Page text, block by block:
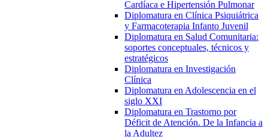
Cardíaca e Hipertensión Pulmonar
Diplomatura en Clínica Psiquiátrica
y Farmacoterapia Infanto Juvenil
Diplomatura en Salud Comunitaria:
soportes conceptuales, técnicos y
estratégicos
Diplomatura en Investigación
Clínica
Diplomatura en Adolescencia en el
siglo XXI
Diplomatura en Trastorno por
Déficit de Atención. De la Infancia a
la Adultez